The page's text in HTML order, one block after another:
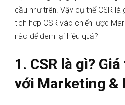
cầu như trên. Vậy cụ thể CSR là
tích hợp CSR vào chiến lược
nào để đem lại hiệu quả?
1. CSR là gì?
với Marketing &